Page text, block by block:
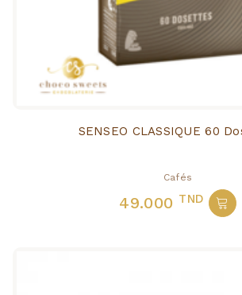
SENSEO CLASSIQUE 60
Cafés
49.000 TND